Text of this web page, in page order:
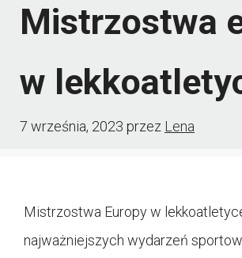
Mistrzostwa
w
7 września, 2023 przez Lena
Mistrzostwa Europy w
najważniejszych wydarzeń